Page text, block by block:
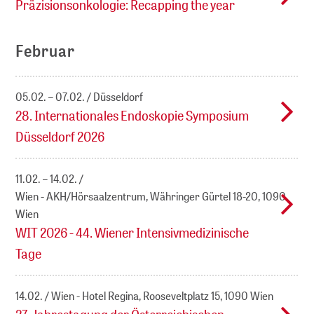
Präzisionsonkologie: Recapping the year
Februar
05.02. – 07.02. Düsseldorf
28. Internationales Endoskopie Symposium
Düsseldorf 2026
11.02. – 14.02.
Wien - AKH/Hörsaalzentrum, Währinger Gürtel 18-20, 1090
Wien
WIT 2026 - 44. Wiener Intensivmedizinische
Tage
14.02. Wien - Hotel Regina, Rooseveltplatz 15, 1090 Wien